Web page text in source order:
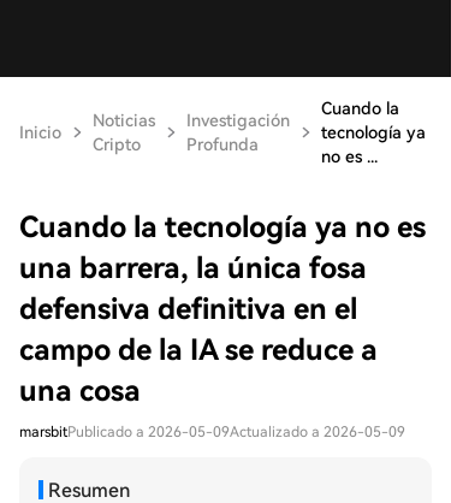
Inicio
Noticias
Cripto
Investigación
Profunda
Cuando la
tecnología ya
no es ...
Cuando la tecnología ya no es
una barrera, la única fosa
defensiva definitiva en el
campo de la IA se reduce a
una cosa
marsbitPublicado a 2026-05-09Actualizado a 2026-05-09
Resumen